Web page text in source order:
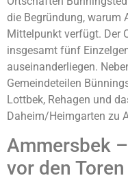
die Begründung, warum
Mittelpunkt verfügt. Der
insgesamt fünf
auseinanderliegen.
Gemeindeteilen
Lottbek, Rehagen und
Daheim/Heimgarten zu
Ammersbek
vor den